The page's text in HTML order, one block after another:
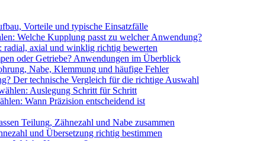
Vorteile und typische Einsatzfälle
Welche Kupplung passt zu welcher Anwendung?
radial, axial und winklig richtig bewerten
oder Getriebe? Anwendungen im Überblick
Nabe, Klemmung und häufige Fehler
Der technische Vergleich für die richtige Auswahl
Auslegung Schritt für Schritt
Wann Präzision entscheidend ist
Teilung, Zähnezahl und Nabe zusammen
und Übersetzung richtig bestimmen